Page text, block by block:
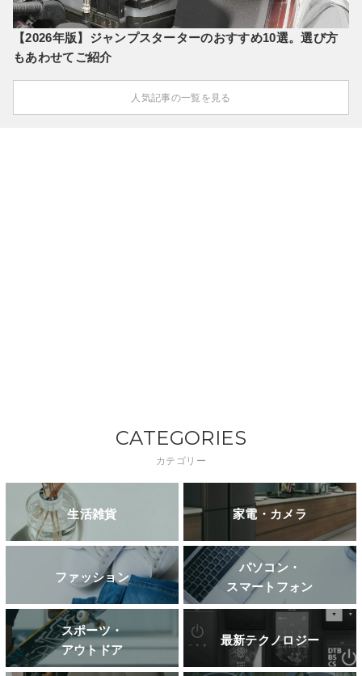
【2026年版】ジャンプスターターのおすすめ10選。選び方
もあわせてご紹介
人気記事の一覧を見る
CATEGORIES
カテゴリー
生活雑貨 家電・カメラ
ファッション
パソコン・
スマートフォン
スポーツ・
アウトドア
最新テクノロジー